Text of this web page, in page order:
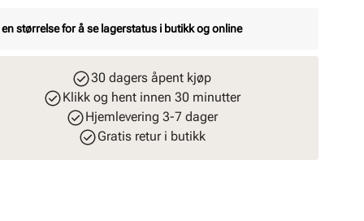
størrelse for å se lagerstatus i butikk og online
30 dagers åpent kjøp
Klikk og hent innen 30 minutter
Hjemlevering 3-7 dager
Gratis retur i butikk